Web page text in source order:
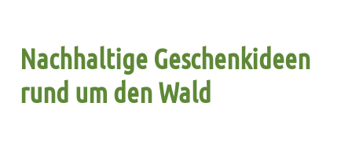
Nachhaltige Geschenkideen
rund um den Wald